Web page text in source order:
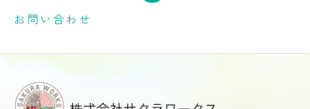
お問い合わせ